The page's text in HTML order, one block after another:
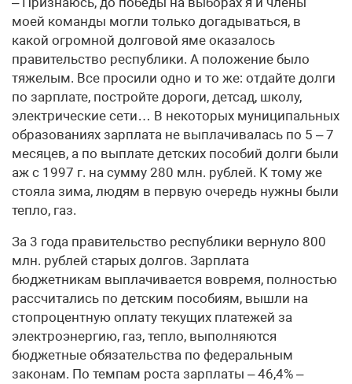
моей команды могли только догадываться, в
какой огромной долговой яме оказалось
правительство республики. А положение было
тяжелым. Все просили одно и то же: отдайте долги
по зарплате, постройте дороги, детсад, школу,
электрические сети… В некоторых муниципальных
образованиях зарплата не выплачивалась по 5 – 7
месяцев, а по выплате детских пособий долги были
аж с 1997 г. на сумму 280 млн. рублей. К тому же
стояла зима, людям в первую очередь нужны были
тепло, газ.
За 3 года правительство республики вернуло 800
млн. рублей старых долгов. Зарплата
бюджетникам выплачивается вовремя, полностью
рассчитались по детским пособиям, вышли на
стопроцентную оплату текущих платежей за
электроэнергию, газ, тепло, выполняются
бюджетные обязательства по федеральным
законам. По темпам роста зарплаты – 46,4% –